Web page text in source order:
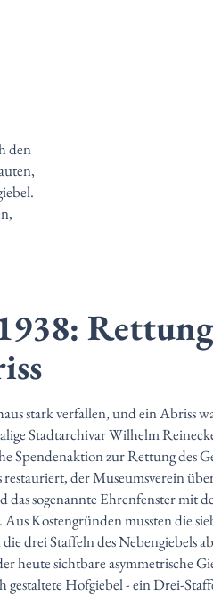
den
stark verfallen, und ein Abriss
Stadtarchivar Wilhelm
Spendenaktion zur Rettung des
restauriert, der Museumsverein
das sogenannte Ehrenfenster mit
Kostengründen mussten die
drei Staffeln des Nebengiebels
heute sichtbare asymmetrische
gestaltete Hofgiebel - ein Drei-